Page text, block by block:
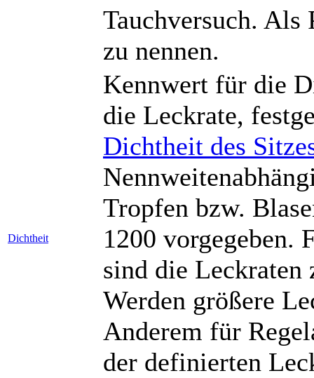
Tauchversuch.
zu nennen.
Dichtheit
Kennwert für die
die Leckrate,
Dichtheit des
Tropfen bzw.
1200 vorgegeben.
sind die Leckraten
Werden größere
Anderem für
der definierten